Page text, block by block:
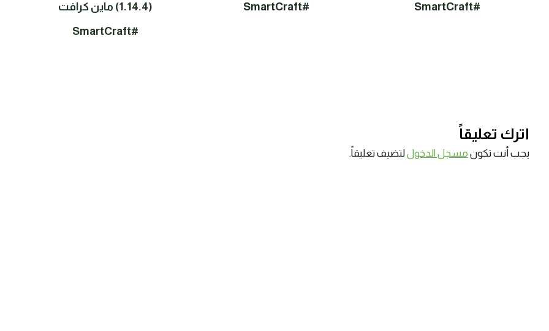
#SmartCraft
#SmartCraft
(1.14.4) ماين كرافت
#SmartCraft
اترك تعليقاً
يجب أنت تكون مسجل الدخوللتضيف تعليقاً.